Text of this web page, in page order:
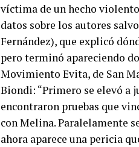
víctima de un hecho
datos sobre los autores
Fernández), que explicó
pero terminó apareciendo
Movimiento Evita, de San
Biondi: “Primero se elevó a
encontraron pruebas que
con Melina. Paralelamente
ahora aparece una pericia